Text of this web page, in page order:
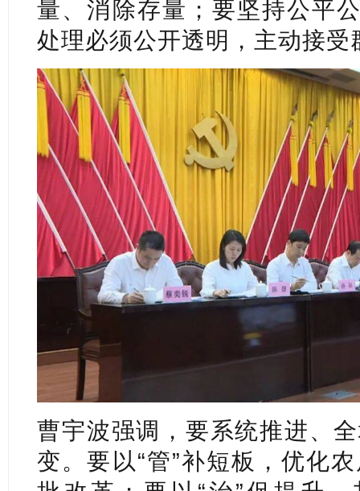
量、消除存量；要坚持公平
处理必须公开透明，主动接
曹宇波强调，要系统推进、
变。要以“管”补短板，优化